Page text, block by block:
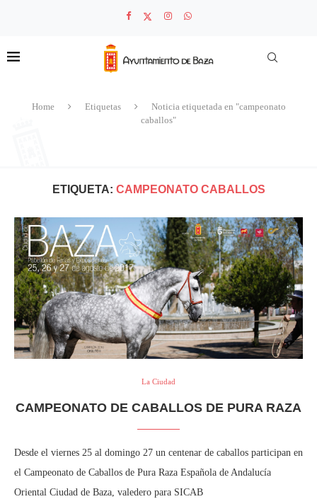
Home Etiquetas
Noticia etiquetada en "campeonato
caballos"
ETIQUETA: CAMPEONATO CABALLOS
La Ciudad
CAMPEONATO DE CABALLOS DE PURA RAZA
Desde el viernes 25 al domingo 27 un centenar de caballos participan en
el Campeonato de Caballos de Pura Raza Española de Andalucía
Oriental Ciudad de Baza, valedero para SICAB